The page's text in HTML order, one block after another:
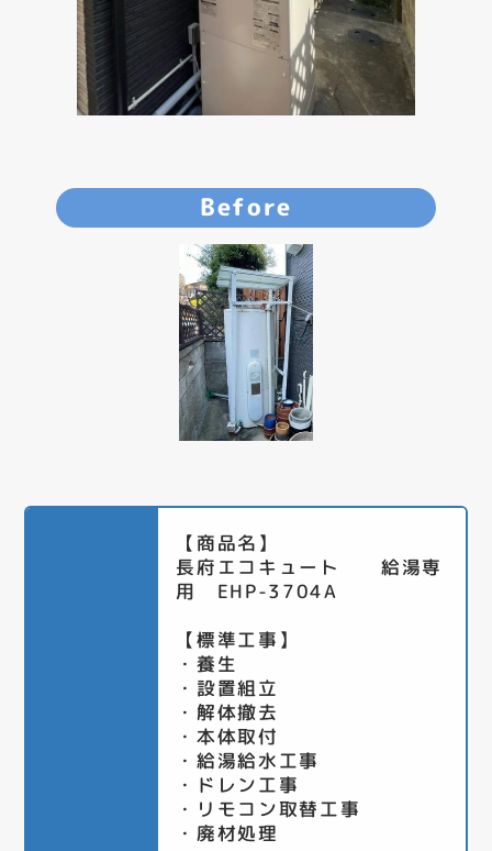
Before
【商品名】
長府エコキュート 給湯専
用 EHP-3704A
【標準工事】
・養生
・設置組立
・解体撤去
・本体取付
・給湯給水工事
・ドレン工事
・リモコン取替工事
・廃材処理